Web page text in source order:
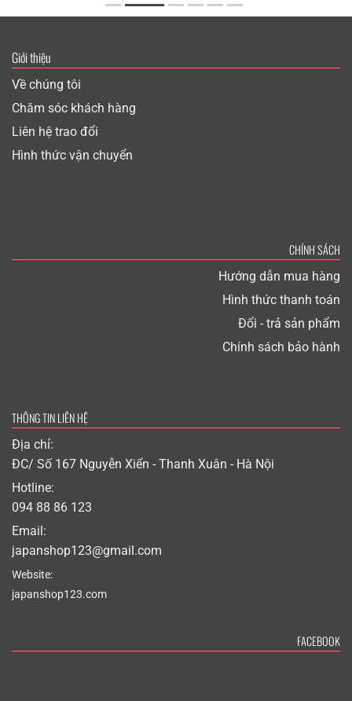
Giới thiệu
Về chúng tôi
Chăm sóc khách hàng
Liên hệ trao đổi
Hình thức vận chuyển
CHÍNH SÁCH
Hướng dẫn mua hàng
Hình thức thanh toán
Đổi - trả sản phẩm
Chính sách bảo hành
THÔNG TIN LIÊN HỆ
Địa chỉ:
ĐC/ Số 167 Nguyễn Xiển - Thanh Xuân - Hà Nội
Hotline:
094 88 86 123
Email:
japanshop123@gmail.com
Website:
japanshop123.com
FACEBOOK